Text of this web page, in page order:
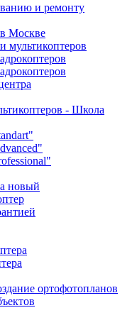
и ремонту
Москве
мультикоптеров
- Школа
новый
ортофотопланов